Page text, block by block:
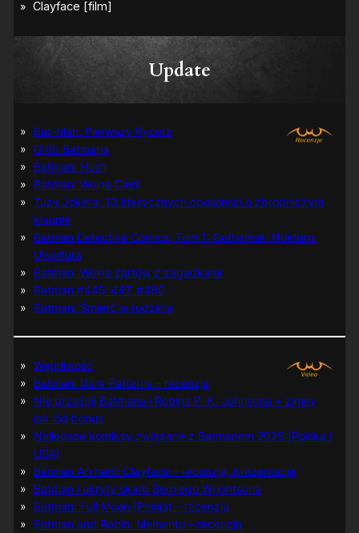
Update
Bat-Man: Pierwszy Rycerz
Grób Batmana
Batman: Hush
Batman: Wojna Cieni
Tuzy Jokera: 13 klasycznych opowieści o zbrodniczym
klaunie
Batman Detective Comics, Tom 1: Gothamski Nokturn:
Uwertura
Batman: Wojna żartów z zagadkami
Batman #445-447, #480
Batman: Śmierć w rodzinie
Wątpliwość
Batman: Dark Patterns – recenzja
Nie prześpij Batmana i Robina P. K. Johnsona + zimny
jak lód bonus
Najlepsze komiksy związane z Batmanem 2025 (Polska i
USA)
Batman Arkham: Clayface – recenzja, prezentacja
Batman i ukryty skarb Berniego Wrightsona
Batman: Full Moon (Pełnia) – recenzja
Batman and Robin: Memento – recenzja